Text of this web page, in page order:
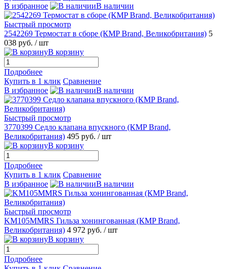
В избранное
В наличии
Быстрый просмотр
2542269 Термостат в сборе (КMP Brand, Великобритания) 5
038 руб. / шт
В корзину
Подробнее
Купить в 1 клик Сравнение
В избранное
В наличии
Быстрый просмотр
3770399 Седло клапана впускного (КMP Brand,
Великобритания) 495 руб. / шт
В корзину
Подробнее
Купить в 1 клик Сравнение
В избранное
В наличии
Быстрый просмотр
KM105MMRS Гильза хонингованная (КMP Brand,
Великобритания) 4 972 руб. / шт
В корзину
Подробнее